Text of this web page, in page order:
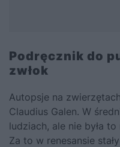
Podręcznik do
zwłok
Autopsje na
Claudius Galen. W
ludziach, ale nie była
Za to w renesansie